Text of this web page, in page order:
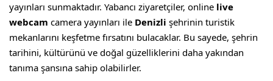
yayınları sunmaktadır. Yabancı ziyaretçiler, online live
webcam camera yayınları ile Denizli şehrinin turistik
mekanlarını keşfetme fırsatını bulacaklar. Bu sayede, şehrin
tarihini, kültürünü ve doğal güzelliklerini daha yakından
tanıma şansına sahip olabilirler.